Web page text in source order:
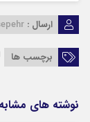
ارسال :
برچسب ها
نوشته های مشابه